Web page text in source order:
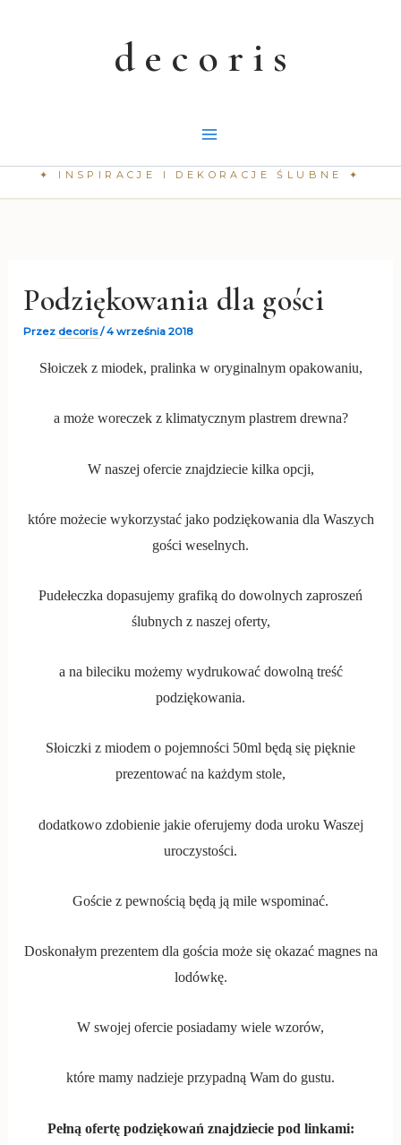
Podziękowania dla gości
Przezdecoris/4 września 2018
Słoiczek z miodek, pralinka w oryginalnym opakowaniu,
a może woreczek z klimatycznym plastrem drewna?
W naszej ofercie znajdziecie kilka opcji,
które możecie wykorzystać jako podziękowania dla Waszych
gości weselnych.
Pudełeczka dopasujemy grafiką do dowolnych zaproszeń
ślubnych z naszej oferty,
a na bileciku możemy wydrukować dowolną treść
podziękowania.
Słoiczki z miodem o pojemności 50ml będą się pięknie
prezentować na każdym stole,
dodatkowo zdobienie jakie oferujemy doda uroku Waszej
uroczystości.
Goście z pewnością będą ją mile wspominać.
Doskonałym prezentem dla gościa może się okazać magnes na
lodówkę.
W swojej ofercie posiadamy wiele wzorów,
które mamy nadzieje przypadną Wam do gustu.
Pełną ofertę podziękowań znajdziecie pod linkami: